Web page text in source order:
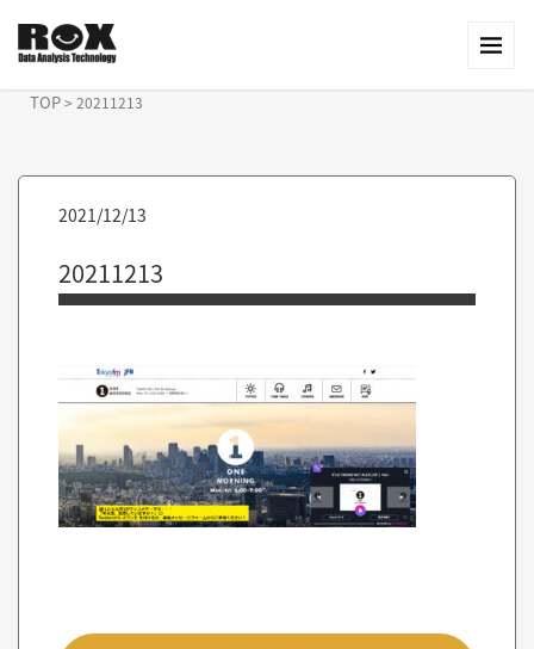
TOP> 20211213
2021/12/13
20211213